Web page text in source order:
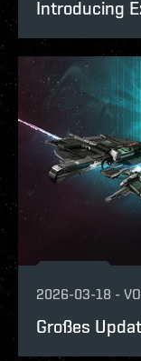
Introducing
2026-03-18 -
Großes